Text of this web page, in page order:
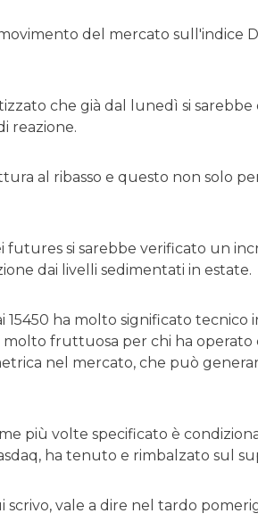
del mercato sull'indice
che già dal lunedì si sarebbe
reazione.
al ribasso e questo non solo
futures si sarebbe verificato un
dai livelli sedimentati in estate.
ha molto significato
fruttuosa per chi ha operato
nel mercato, che può
più volte specificato è
ha tenuto e rimbalzato sul
vale a dire nel tardo